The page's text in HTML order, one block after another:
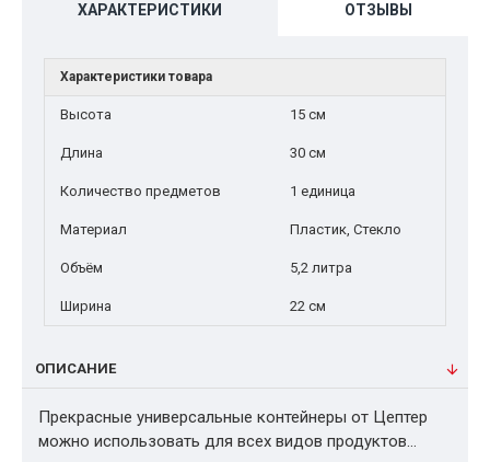
ХАРАКТЕРИСТИКИ ОТЗЫВЫ
Характеристики товара
Высота 15 см
Длина 30 см
Количество предметов 1 единица
Материал Пластик, Стекло
Объём 5,2 литра
Ширина 22 см
ОПИСАНИЕ
Прекрасные универсальные контейнеры от Цептер
можно использовать для всех видов продуктов…